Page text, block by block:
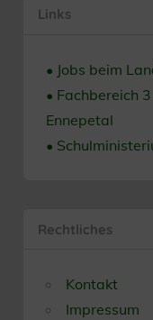
Links
• Jobs beim
• Fachbereich
Ennepetal
•
Rechtliches
Kontakt
Impressum